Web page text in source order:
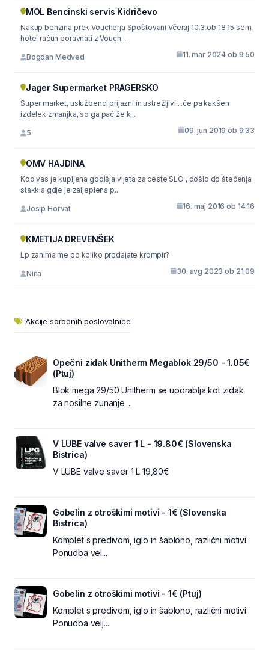
MOL Bencinski servis Kidričevo
Nakup benzina prek Voucherja Spoštovani Včeraj 10.3.ob 18:15 sem
hotel račun poravnati z Vouch...
Bogdan Medved 11. mar 2024 ob 9:50
Jager Supermarket PRAGERSKO
Super market, uslužbenci prijazni in ustrežljivi....če pa kakšen
izdelek zmanjka, so ga pač že k...
5 09. jun 2019 ob 9:33
OMV HAJDINA
Kod vas je kupljena godišja vijeta za ceste SLO , došlo do štečenja
stakkla gdje je zaljeplena p...
Josip Horvat 16. maj 2016 ob 14:16
KMETIJA DREVENŠEK
Lp zanima me po koliko prodajate krompir?
Nina 30. avg 2023 ob 21:09
Akcije sorodnih poslovalnice
Opečni zidak Unitherm Megablok 29/50 - 1.05€
(Ptuj)
Blok mega 29/50 Unitherm se uporablja kot zidak
za nosilne zunanje ...
V LUBE valve saver 1 L - 19.80€ (Slovenska
Bistrica)
V LUBE valve saver 1 L 19,80€
Gobelin z otroškimi motivi - 1€ (Slovenska
Bistrica)
Komplet s predivom, iglo in šablono, različni motivi.
Ponudba vel...
Gobelin z otroškimi motivi - 1€ (Ptuj)
Komplet s predivom, iglo in šablono, različni motivi.
Ponudba velj...